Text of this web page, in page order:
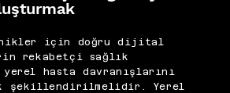
için doğru dijital
rekabetçi sağlık
yerel hasta davranışlarını
şekillendirilmelidir. Yerel